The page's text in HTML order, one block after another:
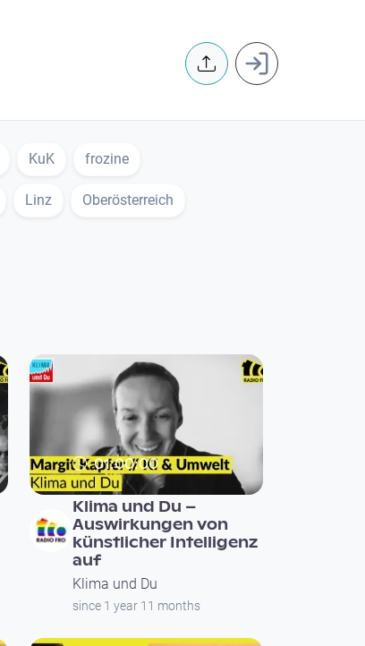
User
KuK frozine
Linz Oberösterreich
01:00:00
Klima und Du –
Auswirkungen von
künstlicher Intelligenz
auf
Klima und Du
since 1 year 11 months